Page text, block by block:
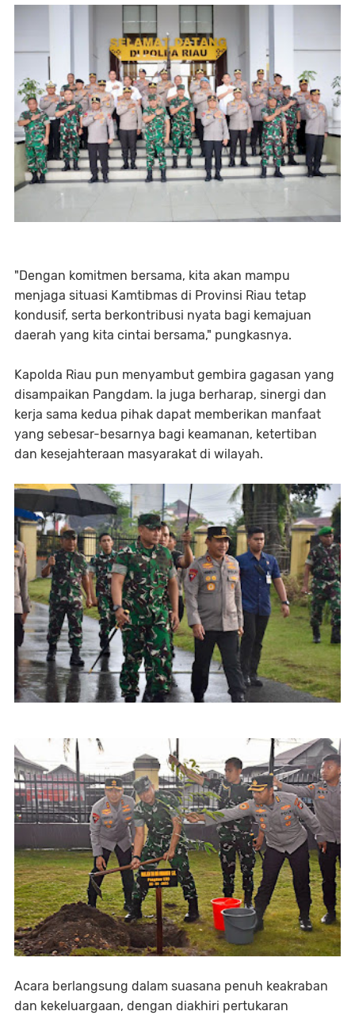
"Dengan komitmen bersama, kita akan mampu
menjaga situasi Kamtibmas di Provinsi Riau tetap
kondusif, serta berkontribusi nyata bagi kemajuan
daerah yang kita cintai bersama," pungkasnya.
Kapolda Riau pun menyambut gembira gagasan yang
disampaikan Pangdam. Ia juga berharap, sinergi dan
kerja sama kedua pihak dapat memberikan manfaat
yang sebesar-besarnya bagi keamanan, ketertiban
dan kesejahteraan masyarakat di wilayah.
Acara berlangsung dalam suasana penuh keakraban
dan kekeluargaan, dengan diakhiri pertukaran